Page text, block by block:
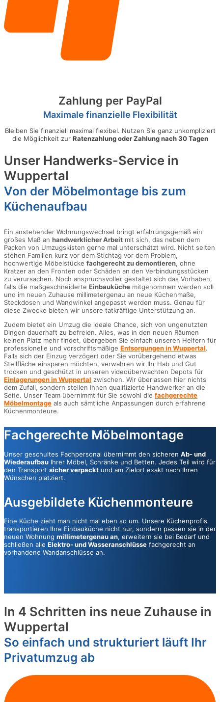
Zahlung per PayPal
Maximale finanzielle Flexibilität
Bleiben Sie finanziell maximal flexibel. Nutzen Sie ganz unkompliziert
die Möglichkeit zur Ratenzahlung oder Zahlung nach 30 Tagen
Unser Handwerks-Service in
Wuppertal
Von der Möbelmontage bis zum
Küchenaufbau
Ein anstehender Wohnungswechsel bringt erfahrungsgemäß ein
großes Maß an handwerklicher Arbeit mit sich, das neben dem
Packen von Umzugskisten gerne mal unterschätzt wird. Nicht selten
stehen Familien kurz vor dem Stichtag vor dem Problem,
hochwertige Möbelstücke fachgerecht zu demontieren, ohne
Kratzer an den Fronten oder Schäden an den Verbindungsstücken
zu verursachen. Noch anspruchsvoller gestaltet sich das Vorhaben,
falls die maßgeschneiderte Einbauküche mitgenommen werden soll
und im neuen Zuhause millimetergenau an neue Küchenmaße,
Steckdosen und Wandwinkel angepasst werden muss. Genau für
diese Zwecke bieten wir unsere tatkräftige Unterstützung an.
Zudem bietet ein Umzug die ideale Chance, sich von ungenutzten
Dingen dauerhaft zu befreien. Alles, was in den neuen Räumen
keinen Platz mehr findet, übergeben Sie einfach unseren Helfern für
professionelle und vorschriftsmäßige Entsorgungen in Wuppertal.
Falls sich der Einzug verzögert oder Sie vorübergehend etwas
Stellfläche einsparen möchten, verwahren wir Ihr Hab und Gut
trocken und geschützt in unseren videoüberwachten Depots für
Einlagerungen in Wuppertal zwischen. Wir überlassen hier nichts
dem Zufall, sondern stellen Ihnen qualifizierte Handwerker an die
Seite. Unser Team übernimmt für Sie sowohl die fachgerechte
Möbelmontage als auch sämtliche Anpassungen durch erfahrene
Küchenmonteure.
Fachgerechte Möbelmontage
Unser geschultes Fachpersonal übernimmt den sicheren Ab- und
Wiederaufbau Ihrer Möbel, Schränke und Betten. Jedes Teil wird für
den Transport sicher verpackt und am Zielort exakt nach Ihren
Wünschen platziert.
Ausgebildete Küchenmonteure
Eine Küche zieht man nicht mal eben so um. Unsere Küchenprofis
transportieren Ihre Einbauküche nicht nur, sondern passen sie in der
neuen Wohnung millimetergenau an, erweitern sie bei Bedarf und
schließen alle Elektro- und Wasseranschlüsse fachgerecht an
vorhandene Wandanschlüsse an.
In 4 Schritten ins neue Zuhause in
Wuppertal
So einfach und strukturiert läuft Ihr
Privatumzug ab